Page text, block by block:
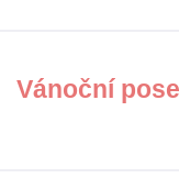
Vánoční